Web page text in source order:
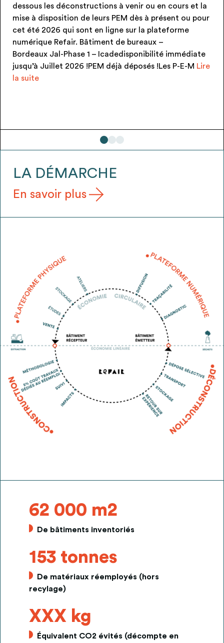
à venir ou en cours et la
leurs PEM dès à présent ou pour
en ligne sur la plateforme
Bâtiment de bureaux –
1 – Icadedisponibilité immédiate
!PEM déjà déposés !Les P-E-MLire
!!! PEM neufs et
gratuitement via
signée au
Candélabre
LA DÉMARCHE
En savoir plus
62 000 m2
De bâtiments inventoriés
153 tonnes
De matériaux réemployés (hors
recylage)
XXX kg
Équivalent CO2 évités (décompte en